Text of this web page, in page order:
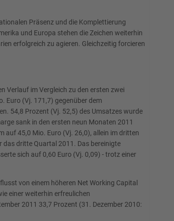
Präsenz und die Komplettierung
und Europa stehen die Zeichen weiterhin
erfolgreich zu agieren. Gleichzeitig forcieren
Verlauf im Vergleich zu den ersten zwei
Euro (Vj. 171,7) gegenüber dem
54,8 Prozent (Vj. 52,5) des Umsatzes wurde
sank in den ersten neun Monaten 2011
auf 45,0 Mio. Euro (Vj. 26,0), allein im dritten
das dritte Quartal 2011. Das bereinigte
sich auf 0,60 Euro (Vj. 0,09) - trotz einer
von einem höheren Net Working Capital
einer weiterhin erfreulichen
2011 33,7 Prozent (31. Dezember 2010: